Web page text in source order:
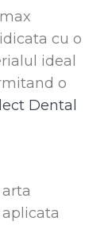
cu o
ideal
o
Dental